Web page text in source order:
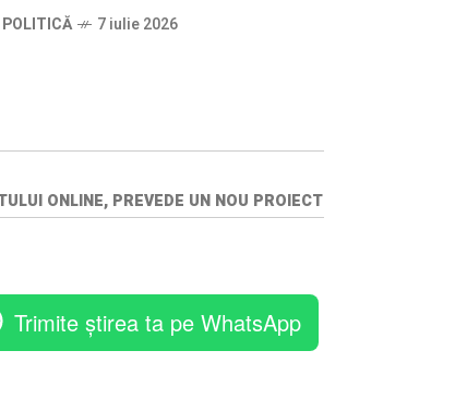
POLITICĂ 7 iulie 2026
ONLINE, PREVEDE UN NOU PROIECT
Trimite știrea ta pe WhatsApp